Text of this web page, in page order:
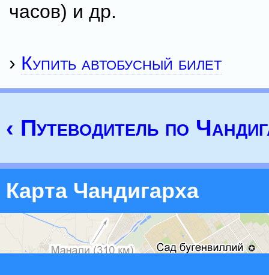
часов) и др.
› Купить автобусный билет
‹ Путеводитель по
Карта Чандигарха